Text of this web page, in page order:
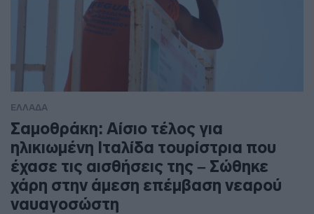
ΕΛΛΑΔΑ
Σαμοθράκη: Αίσιο τέλος για
ηλικιωμένη Ιταλίδα τουρίστρια που
έχασε τις αισθήσεις της – Σώθηκε
χάρη στην άμεση επέμβαση νεαρού
ναυαγοσώστη